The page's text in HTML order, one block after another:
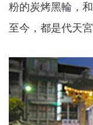
粉的炭烤黑輪，
至今，都是代天宮